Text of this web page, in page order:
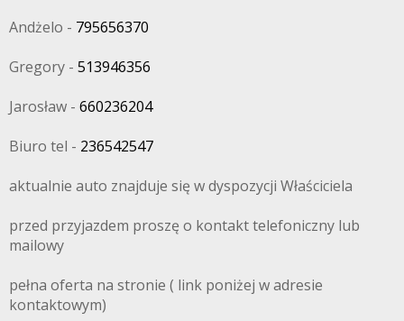
Andżelo - 795656370
Gregory - 513946356
Jarosław - 660236204
Biuro tel - 236542547
aktualnie auto znajduje się w dyspozycji Właściciela
przed przyjazdem proszę o kontakt telefoniczny lub
mailowy
pełna oferta na stronie ( link poniżej w adresie
kontaktowym)